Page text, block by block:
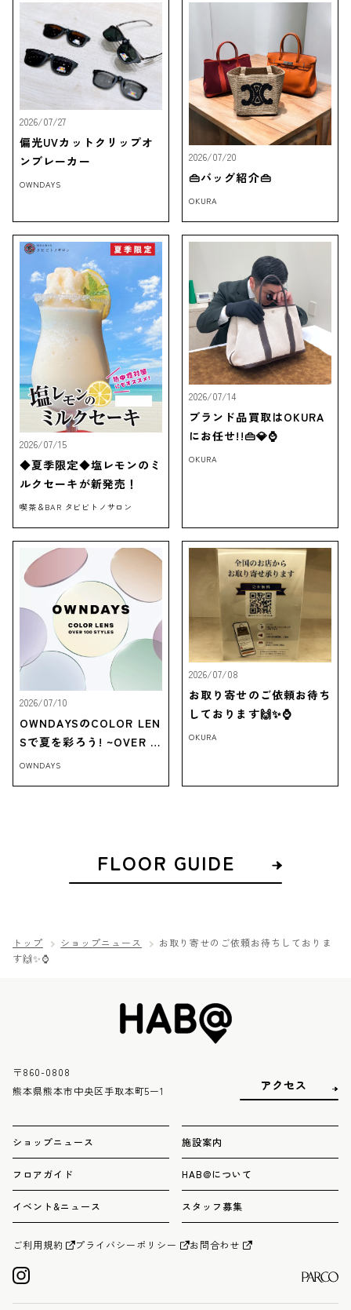
2026/07/27
偏光UVカットクリップオ
ンブレーカー
OWNDAYS
2026/07/20
👜バッグ紹介👜
OKURA
2026/07/15
◆夏季限定◆塩レモンのミ
ルクセーキが新発売！
喫茶＆BAR タビビトノサロン
2026/07/14
ブランド品買取はOKURA
にお任せ!!👜💎⌚
OKURA
2026/07/10
OWNDAYSのCOLOR LEN
Sで夏を彩ろう! ~OVER 1
00 STYLES~
OWNDAYS
2026/07/08
お取り寄せのご依頼お待ち
しております🙌✨⌚
OKURA
FLOOR GUIDE
トップ ショップニュース
お取り寄せのご依頼お待ちしておりま
す🙌✨⌚
〒860-0808
熊本県熊本市中央区手取本町5ー1
アクセス
ショップニュース
フロアガイド
イベント&ニュース
施設案内
HAB@について
スタッフ募集
ご利用規約 プライバシーポリシー お問合わせ